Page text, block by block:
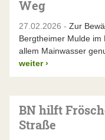
Weg
27.02.2026 - Zur
Bergtheimer Mulde
allem Mainwasser
weiter ›
BN hilft
Straße